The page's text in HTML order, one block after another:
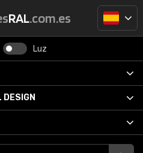
RAL.com.es
Luz
DESIGN